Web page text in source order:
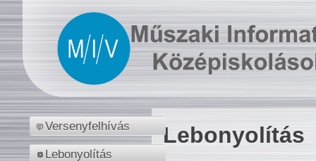
Versenyfelhívás
Lebonyolítás
Lebonyolítás